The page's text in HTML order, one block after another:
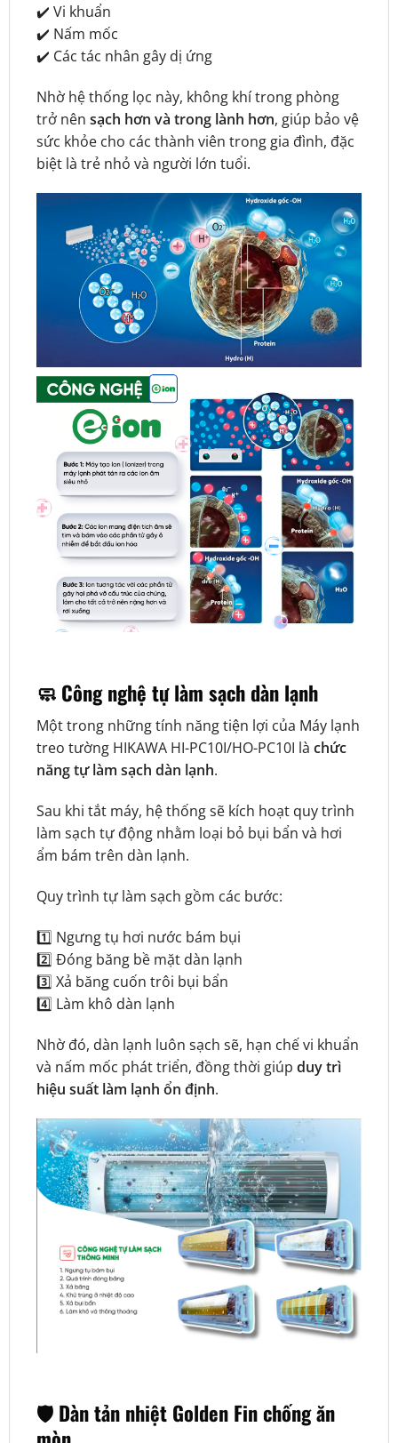
✔️ Vi khuẩn
✔️ Nấm mốc
✔️ Các tác nhân gây dị ứng
Nhờ hệ thống lọc này, không khí trong phòng
trở nên sạch hơn và trong lành hơn, giúp bảo vệ
sức khỏe cho các thành viên trong gia đình, đặc
biệt là trẻ nhỏ và người lớn tuổi.
🧼 Công nghệ tự làm sạch dàn lạnh
Một trong những tính năng tiện lợi của Máy lạnh
treo tường HIKAWA HI-PC10I/HO-PC10I là chức
năng tự làm sạch dàn lạnh.
Sau khi tắt máy, hệ thống sẽ kích hoạt quy trình
làm sạch tự động nhằm loại bỏ bụi bẩn và hơi
ẩm bám trên dàn lạnh.
Quy trình tự làm sạch gồm các bước:
1️⃣ Ngưng tụ hơi nước bám bụi
2️⃣ Đóng băng bề mặt dàn lạnh
3️⃣ Xả băng cuốn trôi bụi bẩn
4️⃣ Làm khô dàn lạnh
Nhờ đó, dàn lạnh luôn sạch sẽ, hạn chế vi khuẩn
và nấm mốc phát triển, đồng thời giúp duy trì
hiệu suất làm lạnh ổn định.
🛡️ Dàn tản nhiệt Golden Fin chống ăn